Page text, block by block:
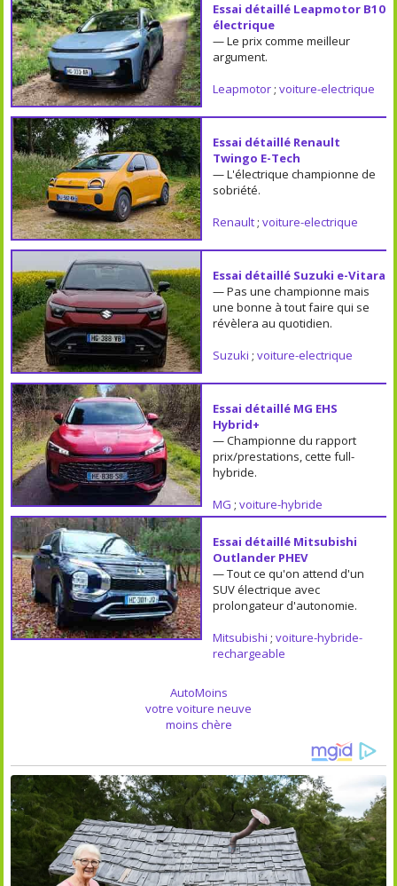
Essai détaillé Leapmotor B10
électrique
— Le prix comme meilleur
argument.
Leapmotor; voiture-electrique
Essai détaillé Renault
Twingo E-Tech
— L'électrique championne de
sobriété.
Renault; voiture-electrique
Essai détaillé Suzuki e-Vitara
— Pas une championne mais
une bonne à tout faire qui se
révèlera au quotidien.
Suzuki ; voiture-electrique
Essai détaillé MG EHS
Hybrid+
— Championne du rapport
prix/prestations, cette full-
hybride.
MG ; voiture-hybride
Essai détaillé Mitsubishi
Outlander PHEV
— Tout ce qu'on attend d'un
SUV électrique avec
prolongateur d'autonomie.
Mitsubishi ; voiture-hybride-
rechargeable
AutoMoins
votre voiture neuve
moins chère